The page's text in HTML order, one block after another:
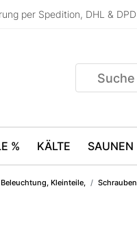
per Spedition, DHL & DPD
% KÄLTE SAUNEN
Kleinteile, Schrauben